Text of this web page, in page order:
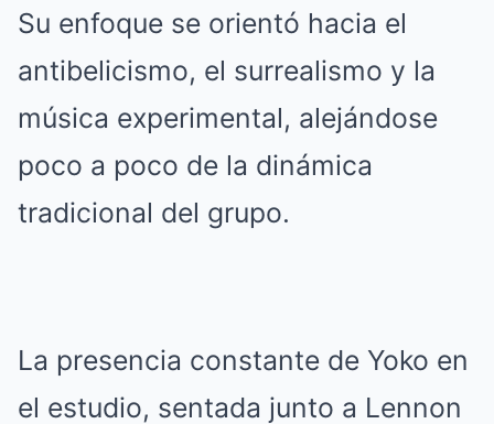
Su enfoque se orientó hacia el
antibelicismo, el surrealismo y la
música experimental, alejándose
poco a poco de la dinámica
tradicional del grupo.
La presencia constante de Yoko en
el estudio, sentada junto a Lennon